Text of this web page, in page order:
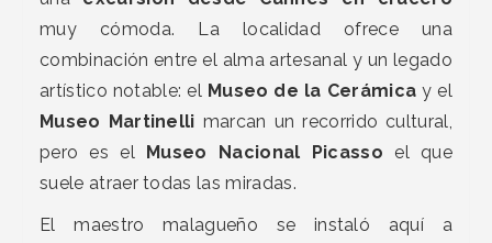
muy cómoda. La localidad ofrece una
combinación entre el alma artesanal y un legado
artístico notable: el Museo de la Cerámica y el
Museo Martinelli marcan un recorrido cultural,
pero es el Museo Nacional Picasso el que
suele atraer todas las miradas.
El maestro malagueño se instaló aquí a